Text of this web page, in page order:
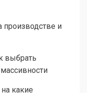
и
выбрать
какие